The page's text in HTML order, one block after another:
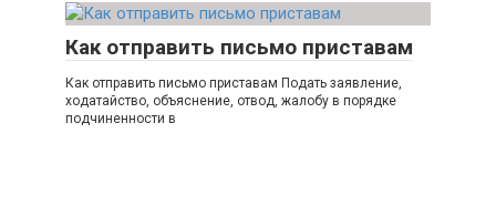
Как отправить письмо приставам
Как отправить письмо приставам Подать заявление,
ходатайство, объяснение, отвод, жалобу в порядке
подчиненности в